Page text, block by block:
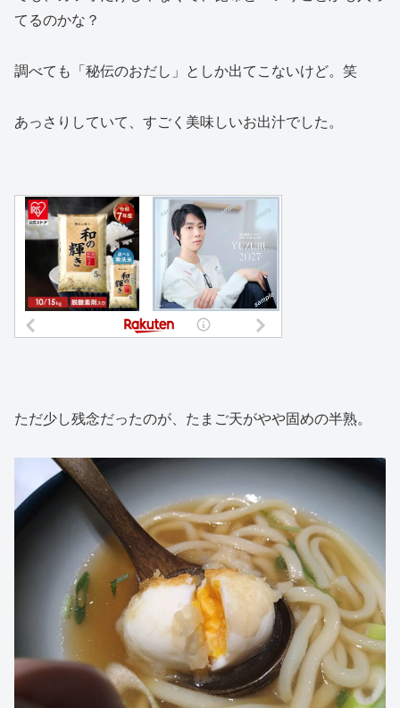
てるのかな？
調べても「秘伝のおだし」としか出てこないけど。笑
あっさりしていて、すごく美味しいお出汁でした。
ただ少し残念だったのが、たまご天がやや固めの半熟。